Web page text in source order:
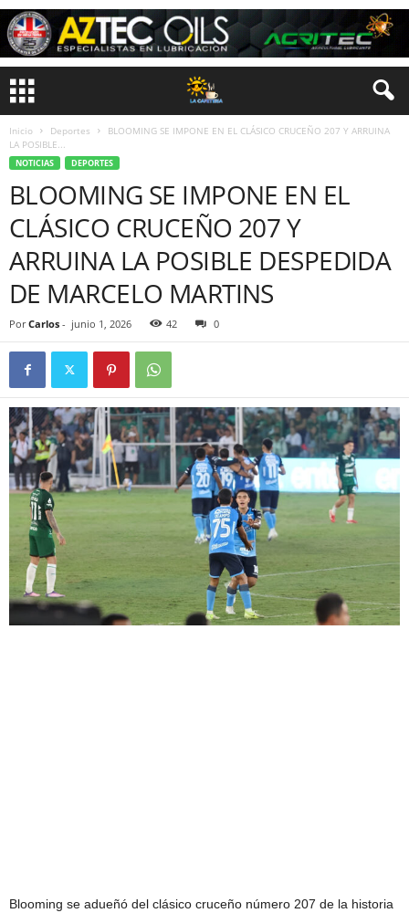
Inicio Deportes
BLOOMING SE IMPONE EN EL CLÁSICO CRUCEÑO 207 Y ARRUINA
LA POSIBLE...
NOTICIAS DEPORTES
BLOOMING SE IMPONE EN EL
CLÁSICO CRUCEÑO 207 Y
ARRUINA LA POSIBLE DESPEDIDA
DE MARCELO MARTINS
Por Carlos - junio 1, 2026 42 0
Blooming se adueñó del clásico cruceño número 207 de la historia